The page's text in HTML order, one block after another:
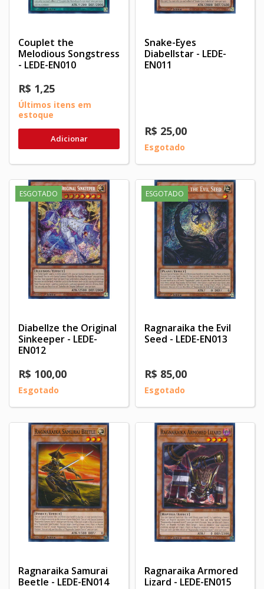
Couplet the
Melodious Songstress
- LEDE-EN010
R$ 1,25
Últimos itens em
estoque
Adicionar
Snake-Eyes
Diabellstar - LEDE-
EN011
R$ 25,00
Esgotado
ESGOTADO
Diabellze the Original
Sinkeeper - LEDE-
EN012
R$ 100,00
Esgotado
ESGOTADO
Ragnaraika the Evil
Seed - LEDE-EN013
R$ 85,00
Esgotado
Ragnaraika Samurai
Beetle - LEDE-EN014
Ragnaraika Armored
Lizard - LEDE-EN015